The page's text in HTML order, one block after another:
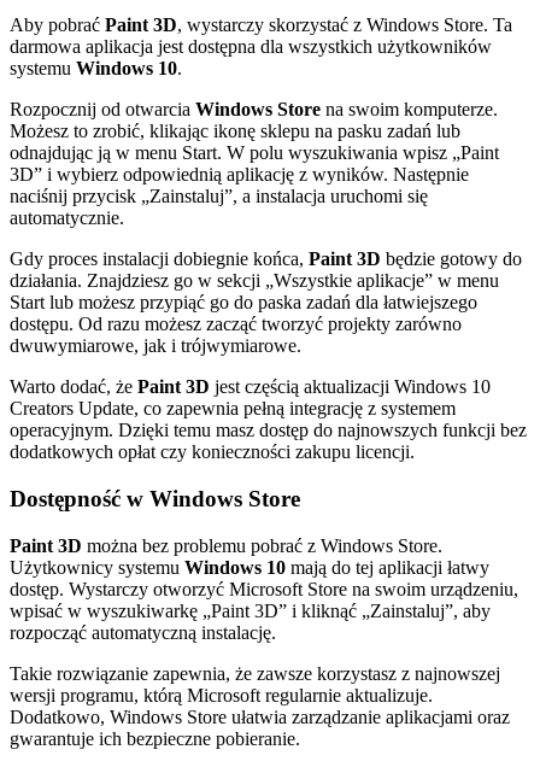
Aby pobrać Paint 3D, wystarczy skorzystać z Windows Store. Ta
darmowa aplikacja jest dostępna dla wszystkich użytkowników
systemu Windows 10.
Rozpocznij od otwarcia Windows Store na swoim komputerze.
Możesz to zrobić, klikając ikonę sklepu na pasku zadań lub
odnajdując ją w menu Start. W polu wyszukiwania wpisz „Paint
3D” i wybierz odpowiednią aplikację z wyników. Następnie
naciśnij przycisk „Zainstaluj”, a instalacja uruchomi się
automatycznie.
Gdy proces instalacji dobiegnie końca, Paint 3D będzie gotowy do
działania. Znajdziesz go w sekcji „Wszystkie aplikacje” w menu
Start lub możesz przypiąć go do paska zadań dla łatwiejszego
dostępu. Od razu możesz zacząć tworzyć projekty zarówno
dwuwymiarowe, jak i trójwymiarowe.
Warto dodać, że Paint 3D jest częścią aktualizacji Windows 10
Creators Update, co zapewnia pełną integrację z systemem
operacyjnym. Dzięki temu masz dostęp do najnowszych funkcji bez
dodatkowych opłat czy konieczności zakupu licencji.
Dostępność w Windows Store
Paint 3D można bez problemu pobrać z Windows Store.
Użytkownicy systemu Windows 10 mają do tej aplikacji łatwy
dostęp. Wystarczy otworzyć Microsoft Store na swoim urządzeniu,
wpisać w wyszukiwarkę „Paint 3D” i kliknąć „Zainstaluj”, aby
rozpocząć automatyczną instalację.
Takie rozwiązanie zapewnia, że zawsze korzystasz z najnowszej
wersji programu, którą Microsoft regularnie aktualizuje.
Dodatkowo, Windows Store ułatwia zarządzanie aplikacjami oraz
gwarantuje ich bezpieczne pobieranie.